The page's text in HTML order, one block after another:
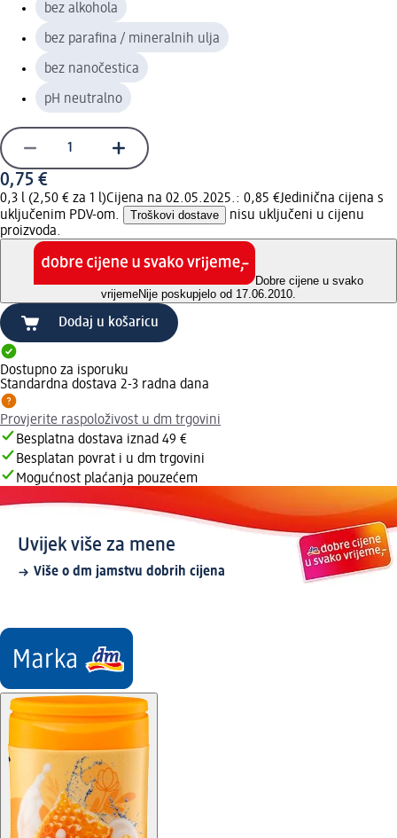
bez alkohola
bez parafina / mineralnih ulja
bez nanočestica
pH neutralno
0,75 €
0,3 l (2,50 € za 1 l)Cijena na 02.05.2025.: 0,85 €Jedinična cijena s
uključenim PDV-om.
Troškovi dostave
nisu uključeni u cijenu
proizvoda.
Dobre cijene u svako
vrijemeNije poskupjelo od 17.06.2010.
Dodaj u košaricu
Dostupno za isporuku
Standardna dostava 2-3 radna dana
Provjerite raspoloživost u dm trgovini
Besplatna dostava iznad 49 €
Besplatan povrat i u dm trgovini
Mogućnost plaćanja pouzećem
Uvijek više za mene
Više o dm jamstvu dobrih cijena